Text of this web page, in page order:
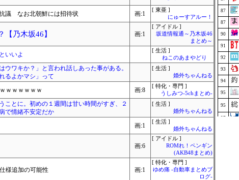
議 なお北朝鮮には招待状 画:1
[ 東亜 ]
にゅーすアルー！
乃木坂46】 画:1
[ アイドル ]
坂道情報通～乃木坂46
まとめ～
いいよ
[ 生活 ]
ねこのあまやどり
ワキか？」と言われ話しあった事がある。
るよかマシ」って
[ 生活 ]
婚外ちゃんねる
ｗｗｗｗｗｗ 画:8
[ 特化・専門 ]
うしみつ-5chまとめ-
ことに。初めの１週間は甘い時間がすぎ、２
で情緒不安定だか
[ 生活 ]
婚外ちゃんねる
画:1
[ 生活 ]
婚外ちゃんねる
画:6
[ アイドル ]
ROMれ！ペンギン
(AKB48まとめ)
様追加の可能性 画:1
[ 特化・専門 ]
ゆめ痛 -自動車まとめブ
ログ-
87
87
90
91
92
93
94
95
95
97